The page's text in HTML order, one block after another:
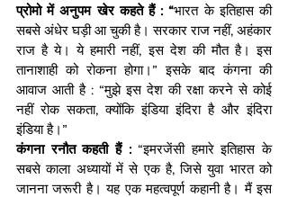
प्रोमो में अनुपम खेर कहते हैं : “भारत के इतिहास की
सबसे अंधेर घड़ी आ चुकी है। सरकार राज नहीं, अहंकार
राज है ये। ये हमारी नहीं, इस देश की मौत है। इस
तानाशाही को रोकना होगा।” इसके बाद कंगना की
आवाज आती है : “मुझे इस देश की रक्षा करने से कोई
नहीं रोक सकता, क्योंकि इंडिया इंदिरा है और इंदिरा
इंडिया है।”
कंगना रनौत कहती हैं : “इमरजेंसी हमारे इतिहास के
सबसे काला अध्यायों में से एक है, जिसे युवा भारत को
जानना जरूरी है। यह एक महत्वपूर्ण कहानी है। मैं इस